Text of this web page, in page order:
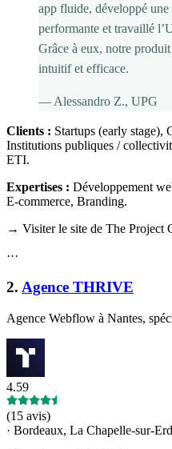
app fluide, développé
performante et travaillé
Grâce à eux, notre
intuitif et efficace.
— Alessandro Z., UPG
Clients : Startups (early stage),
Institutions publiques /
ETI.
Expertises : Développement
E-commerce, Branding.
→ Visiter le site de The Project
···
2. Agence THRIVE
Agence Webflow à Nantes,
4.59
(15 avis)
· Bordeaux, La Chapelle-sur-